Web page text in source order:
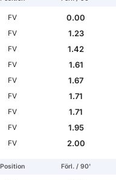
FV
0.00
FV
1.23
FV
1.42
FV
1.61
FV
1.67
FV
1.71
FV
1.71
FV
1.95
FV 2.00
Position Förl. / 90'